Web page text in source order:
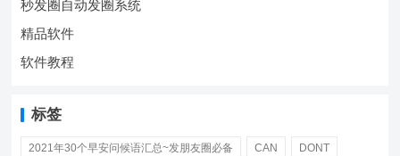
秒发圈自动发圈系统
精品软件
软件教程
标签
2021年30个早安问候语汇总~发朋友圈必备 CAN DONT